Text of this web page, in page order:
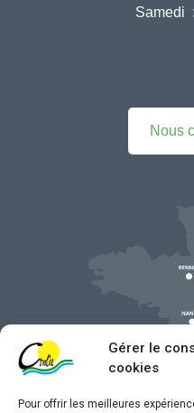
Gérer le
cookies
Pour offrir les meilleures
Samedi :
Nous